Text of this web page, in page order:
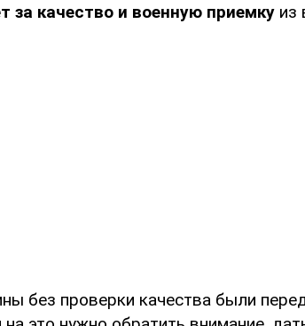
за качество и военную приемку из
без проверки качества были